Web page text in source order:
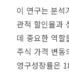
이 연구는 분석
관적 할인율과
데 중요한 역할
주식 가격 변
영구성장률은